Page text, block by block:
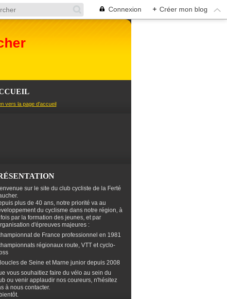
Connexion + Créer mon blog
vers la page d'accueil
sur le site du club cycliste de la Ferté
plus de 40 ans, notre priorité va au
du cyclisme dans notre région, à
fois par la formation des jeunes, et par
d'épreuves majeures :
de France professionnel en 1981
régionaux route, VTT et cyclo-
de Seine et Marne junior depuis 2008
vous souhaitiez faire du vélo au sein du
ou venir applaudir nos coureurs, n'hésitez
à nous contacter.